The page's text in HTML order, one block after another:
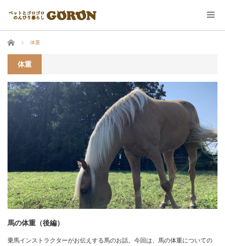
ホーム 体重
体重
馬の体重（後編）
乗馬インストラクターがお伝えする馬のお話。今回は、馬の体重についての